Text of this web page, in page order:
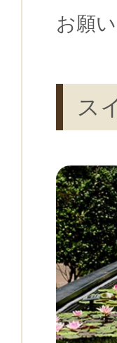
お願
ス